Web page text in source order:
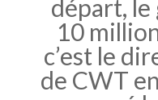
départ, le
10
c’est le
de CWT